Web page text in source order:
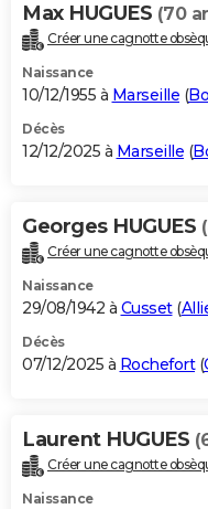
Max HUGUES (70
Créer une cagnotte
Naissance
10/12/1955 à Marseille (
Décès
12/12/2025 à Marseille (
Georges HUGUES
Créer une cagnotte
Naissance
29/08/1942 à Cusset(
Décès
07/12/2025 à Rochefort(
Laurent HUGUES
Créer une cagnotte
Naissance